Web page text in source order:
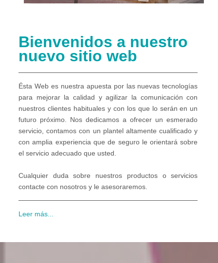
Bienvenidos a nuestro
nuevo sitio web
Ésta Web es nuestra apuesta por las nuevas tecnologías
para mejorar la calidad y agilizar la comunicación con
nuestros clientes habituales y con los que lo serán en un
futuro próximo. Nos dedicamos a ofrecer un esmerado
servicio, contamos con un plantel altamente cualificado y
con amplia experiencia que de seguro le orientará sobre
el servicio adecuado que usted.
Cualquier duda sobre nuestros productos o servicios
contacte con nosotros y le asesoraremos.
Leer más...